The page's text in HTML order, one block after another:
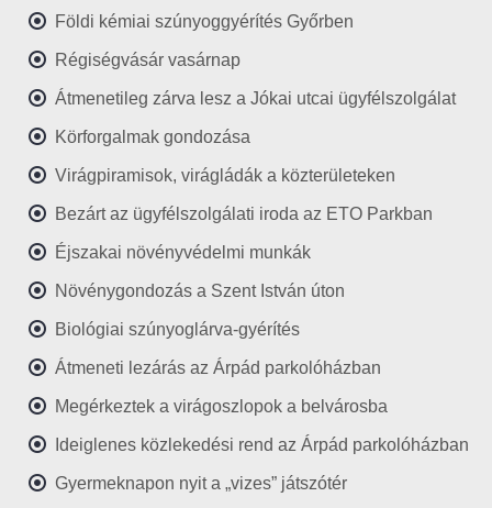
Földi kémiai szúnyoggyérítés Győrben
Régiségvásár vasárnap
Átmenetileg zárva lesz a Jókai utcai ügyfélszolgálat
Körforgalmak gondozása
Virágpiramisok, virágládák a közterületeken
Bezárt az ügyfélszolgálati iroda az ETO Parkban
Éjszakai növényvédelmi munkák
Növénygondozás a Szent István úton
Biológiai szúnyoglárva-gyérítés
Átmeneti lezárás az Árpád parkolóházban
Megérkeztek a virágoszlopok a belvárosba
Ideiglenes közlekedési rend az Árpád parkolóházban
Gyermeknapon nyit a „vizes” játszótér